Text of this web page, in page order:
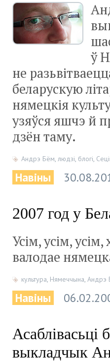
ў
не
беларускую
нямецкія
узяўся яшчэ й
дзён таму.
Андрэ Бём, людзі, блогі,
Навіны
2007 год у
Усім, усім,
валодае
культура, Нямеччына, Андрэ
Навіны
Асаблівасьці
выкладчык